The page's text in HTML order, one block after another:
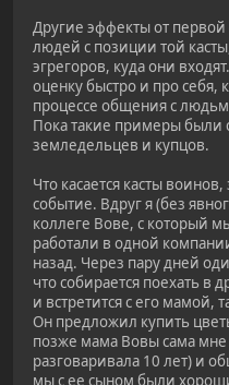
Другие эффекты от
людей с позиции той
эгрегоров, куда они
оценку быстро и про себя,
процессе общения с
Пока такие примеры были
земледельцев и купцов.
Что касается касты
событие. Вдруг я (без
коллеге Вове, с который
работали в одной
назад. Через пару дней
что собирается поехать в
и встретится с его мамой,
Он предложил купить
позже мама Вовы сама мне
разговаривала 10 лет) и
мы с ее сыном были